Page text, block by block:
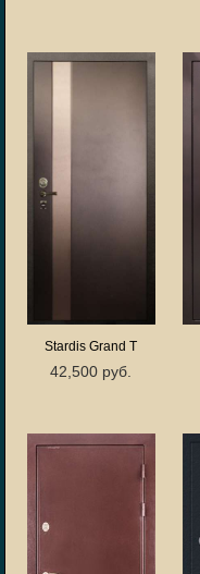
Stardis Grand T
42,500 руб.